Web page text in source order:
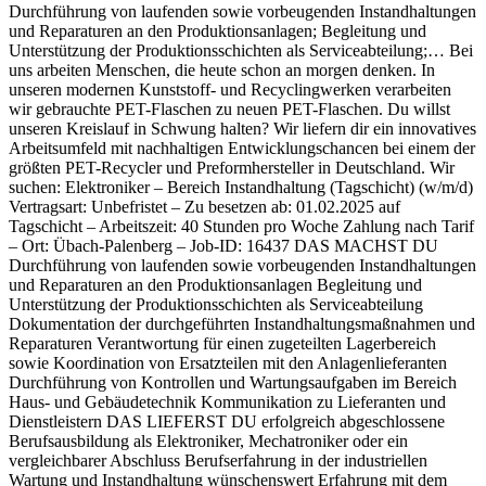
Durchführung von laufenden sowie vorbeugenden Instandhaltungen
und Reparaturen an den Produktionsanlagen; Begleitung und
Unterstützung der Produktionsschichten als Serviceabteilung;… Bei
uns arbeiten Menschen, die heute schon an morgen denken. In
unseren modernen Kunststoff- und Recyclingwerken verarbeiten
wir gebrauchte PET-Flaschen zu neuen PET-Flaschen. Du willst
unseren Kreislauf in Schwung halten? Wir liefern dir ein innovatives
Arbeitsumfeld mit nachhaltigen Entwicklungschancen bei einem der
größten PET-Recycler und Preformhersteller in Deutschland. Wir
suchen: Elektroniker – Bereich Instandhaltung (Tagschicht) (w/m/d)
Vertragsart: Unbefristet – Zu besetzen ab: 01.02.2025 auf
Tagschicht – Arbeitszeit: 40 Stunden pro Woche Zahlung nach Tarif
– Ort: Übach-Palenberg – Job-ID: 16437 DAS MACHST DU
Durchführung von laufenden sowie vorbeugenden Instandhaltungen
und Reparaturen an den Produktionsanlagen Begleitung und
Unterstützung der Produktionsschichten als Serviceabteilung
Dokumentation der durchgeführten Instandhaltungsmaßnahmen und
Reparaturen Verantwortung für einen zugeteilten Lagerbereich
sowie Koordination von Ersatzteilen mit den Anlagenlieferanten
Durchführung von Kontrollen und Wartungsaufgaben im Bereich
Haus- und Gebäudetechnik Kommunikation zu Lieferanten und
Dienstleistern DAS LIEFERST DU erfolgreich abgeschlossene
Berufsausbildung als Elektroniker, Mechatroniker oder ein
vergleichbarer Abschluss Berufserfahrung in der industriellen
Wartung und Instandhaltung wünschenswert Erfahrung mit dem